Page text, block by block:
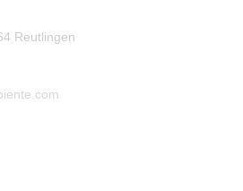
Reutlingen